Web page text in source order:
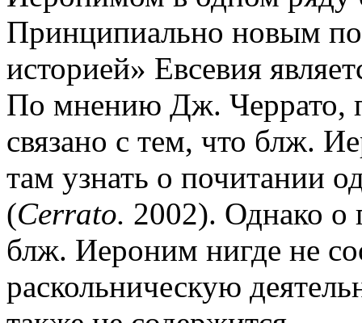
Принципиально новым
историей» Евсевия
По мнению Дж. Черрато,
связано с тем, что блж.
там узнать о почитании
(Cerrato. 2002). Однако о
блж. Иероним нигде не
раскольническую